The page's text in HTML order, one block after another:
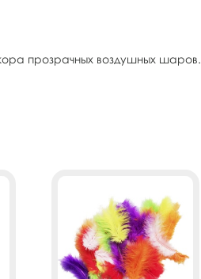
прозрачных воздушных шаров.